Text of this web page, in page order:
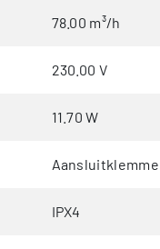
78.00 m³/h
230.00 V
11.70 W
IPX4